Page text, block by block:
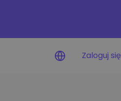
Zaloguj się